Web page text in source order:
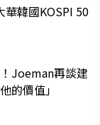
華韓國KOSPI 50
Joeman再談建
的價值」